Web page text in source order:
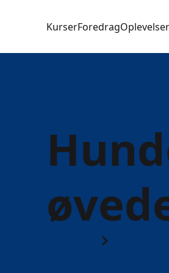
KurserForedragOplevelser